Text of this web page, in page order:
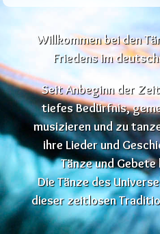
Willkommen bei den
Friedens im
Seit Anbeginn der
tiefes Bedürfnis,
musizieren und zu
ihre Lieder und
Tänze und
Die Tänze des
dieser zeitlosen